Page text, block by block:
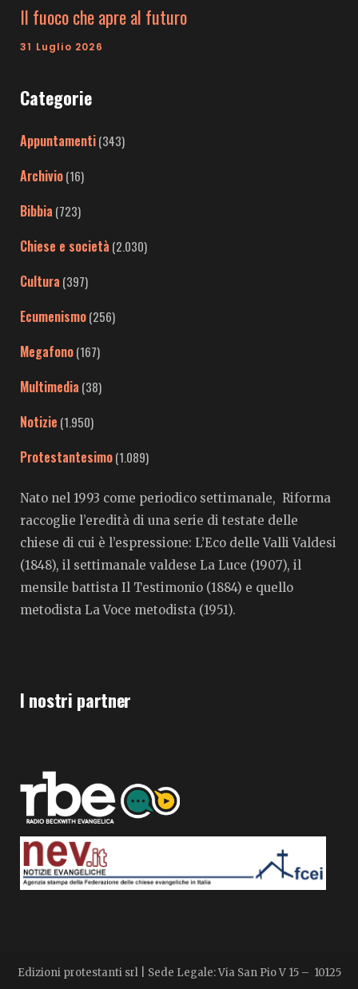
Il fuoco che apre al futuro
31 Luglio 2026
Categorie
Appuntamenti(343)
Archivio(16)
Bibbia (723)
Chiese e società (2.030)
Cultura (397)
Ecumenismo(256)
Megafono(167)
Multimedia (38)
Notizie (1.950)
Protestantesimo(1.089)
Nato nel 1993 come periodico settimanale, Riforma
raccoglie l’eredità di una serie di testate delle
chiese di cui è l’espressione: L’Eco delle Valli Valdesi
(1848), il settimanale valdese La Luce (1907), il
mensile battista Il Testimonio (1884) e quello
metodista La Voce metodista (1951).
I nostri partner
Edizioni protestanti srl | Sede Legale: Via San Pio V 15 – 10125